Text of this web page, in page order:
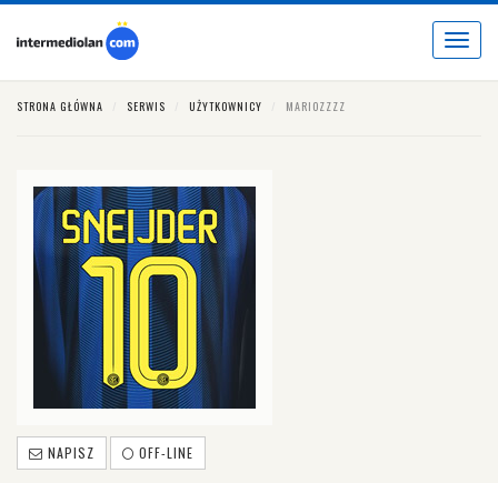
Toggle
STRONA GŁÓWNA SERWIS UŻYTKOWNICY MARIOZZZZ
NAPISZ OFF-LINE